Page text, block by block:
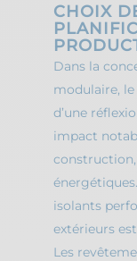
CHOIX
Dans la
modulaire, le
d’une
impact
isolants
extérieurs
Les